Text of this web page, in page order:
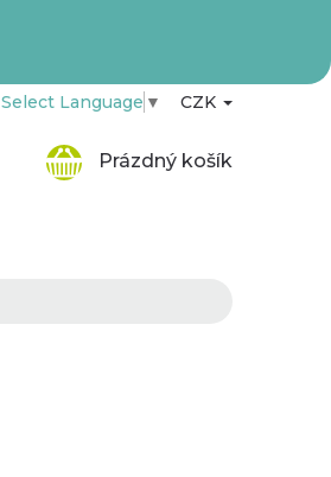
Select Language ▼ CZK
Prázdný košík